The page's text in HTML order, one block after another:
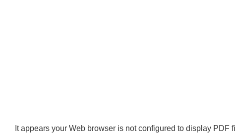
It appears your Web browser is not configured to display PDF